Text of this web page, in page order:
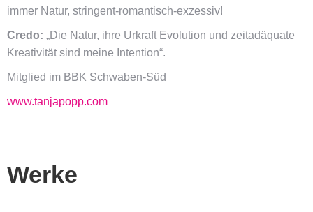
immer Natur, stringent-romantisch-exzessiv!
Credo: „Die Natur, ihre Urkraft Evolution und zeitadäquate
Kreativität sind meine Intention“.
Mitglied im BBK Schwaben-Süd
www.tanjapopp.com
Werke